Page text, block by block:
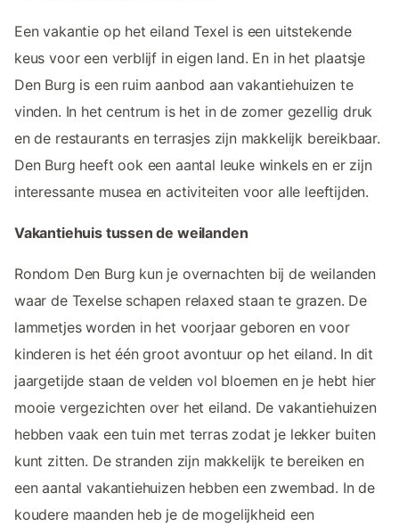
Een vakantie op het eiland Texel is een uitstekende
keus voor een verblijf in eigen land. En in het plaatsje
Den Burg is een ruim aanbod aan vakantiehuizen te
vinden. In het centrum is het in de zomer gezellig druk
en de restaurants en terrasjes zijn makkelijk bereikbaar.
Den Burg heeft ook een aantal leuke winkels en er zijn
interessante musea en activiteiten voor alle leeftijden.
Vakantiehuis tussen de weilanden
Rondom Den Burg kun je overnachten bij de weilanden
waar de Texelse schapen relaxed staan te grazen. De
lammetjes worden in het voorjaar geboren en voor
kinderen is het één groot avontuur op het eiland. In dit
jaargetijde staan de velden vol bloemen en je hebt hier
mooie vergezichten over het eiland. De vakantiehuizen
hebben vaak een tuin met terras zodat je lekker buiten
kunt zitten. De stranden zijn makkelijk te bereiken en
een aantal vakantiehuizen hebben een zwembad. In de
koudere maanden heb je de mogelijkheid een